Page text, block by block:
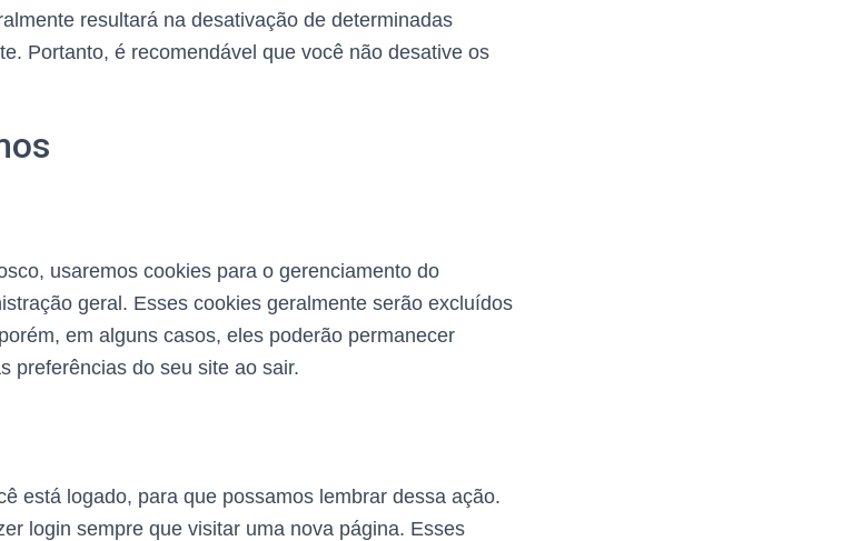
resultará na desativação de determinadas
Portanto, é recomendável que você não desative os
usaremos cookies para o gerenciamento do
geral. Esses cookies geralmente serão excluídos
em alguns casos, eles poderão permanecer
preferências do seu site ao sair.
está logado, para que possamos lembrar dessa ação.
login sempre que visitar uma nova página. Esses